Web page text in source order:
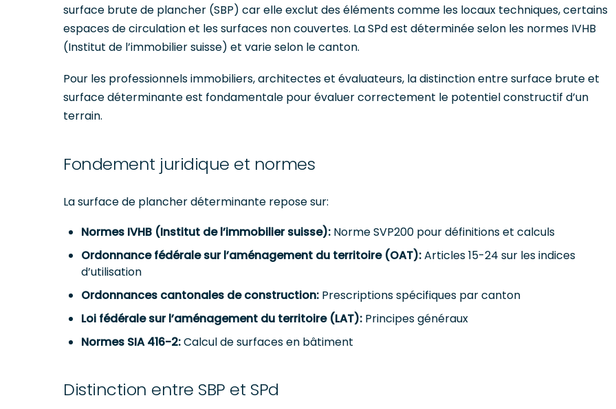
surface brute de plancher (SBP) car elle exclut des éléments comme les locaux techniques, certains
espaces de circulation et les surfaces non couvertes. La SPd est déterminée selon les normes IVHB
(Institut de l’immobilier suisse) et varie selon le canton.
Pour les professionnels immobiliers, architectes et évaluateurs, la distinction entre surface brute et
surface déterminante est fondamentale pour évaluer correctement le potentiel constructif d’un
terrain.
Fondement juridique et normes
La surface de plancher déterminante repose sur:
Normes IVHB (Institut de l’immobilier suisse):Norme SVP200 pour définitions et calculs
Ordonnance fédérale sur l’aménagement du territoire (OAT):Articles 15-24 sur les indices
d’utilisation
Ordonnances cantonales de construction:Prescriptions spécifiques par canton
Loi fédérale sur l’aménagement du territoire (LAT):Principes généraux
Normes SIA 416-2:Calcul de surfaces en bâtiment
Distinction entre SBP et SPd